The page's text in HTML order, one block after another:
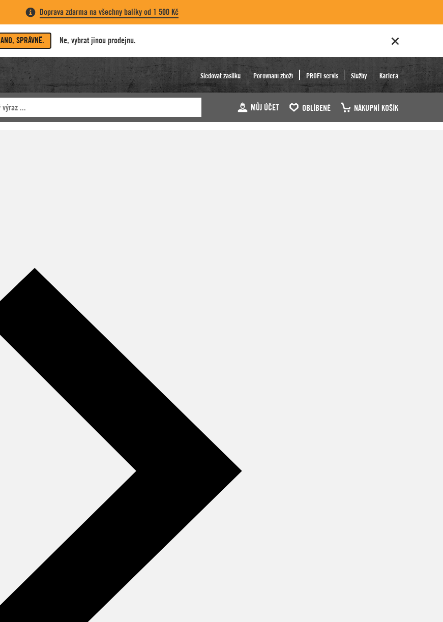
Doprava zdarma na všechny balíky od 1 500 Kč
ANO, SPRÁVNĚ. Ne, vybrat jinou prodejnu.
Sledovat zásilku Porovnání zboží PROFI servis Služby Kariéra
MŮJ ÚČET OBLÍBENÉ NÁKUPNÍ KOŠÍK